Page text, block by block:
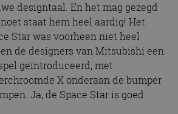
designtaal. En het mag gezegd
staat hem heel aardig! Het
Star was voorheen niet heel
de designers van Mitsubishi een
geïntroduceerd, met
X onderaan de bumper
Ja, de Space Star is goed